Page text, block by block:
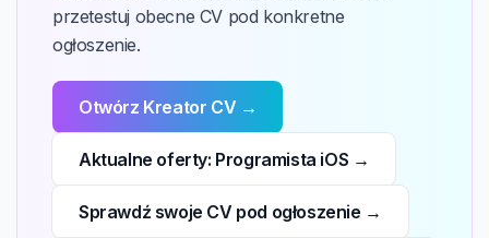
przetestuj obecne CV pod konkretne
ogłoszenie.
Otwórz Kreator CV →
Aktualne oferty: Programista iOS →
Sprawdź swoje CV pod ogłoszenie →